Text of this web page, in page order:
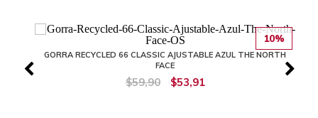
10%
GORRA RECYCLED 66 CLASSIC AJUSTABLE AZUL THE NORTH
FACE
$59,90 $53,91